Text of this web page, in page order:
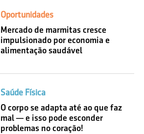
Oportunidades
Mercado de marmitas cresce
impulsionado por economia e
alimentação saudável
Saúde Física
O corpo se adapta até ao que faz
mal — e isso pode esconder
problemas no coração!